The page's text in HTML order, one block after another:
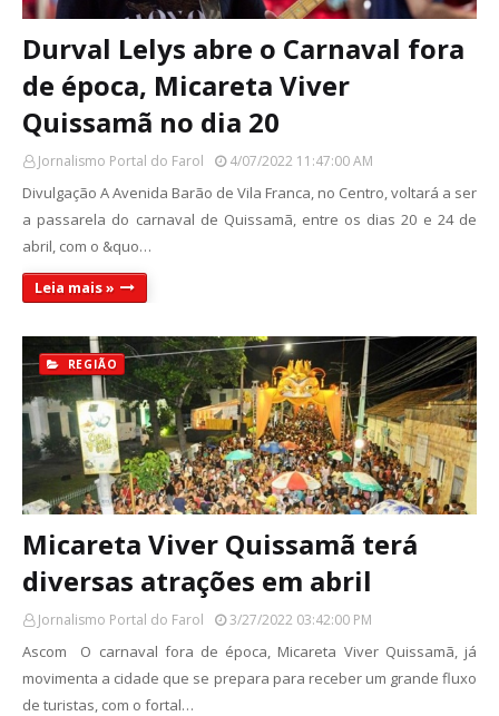
Durval Lelys abre o Carnaval fora
de época, Micareta Viver
Quissamã no dia 20
Jornalismo Portal do Farol 4/07/2022 11:47:00 AM
Divulgação A Avenida Barão de Vila Franca, no Centro, voltará a ser
a passarela do carnaval de Quissamã, entre os dias 20 e 24 de
abril, com o &quo…
Leia mais »
REGIÃO
Micareta Viver Quissamã terá
diversas atrações em abril
Jornalismo Portal do Farol 3/27/2022 03:42:00 PM
Ascom O carnaval fora de época, Micareta Viver Quissamã, já
movimenta a cidade que se prepara para receber um grande fluxo
de turistas, com o fortal…